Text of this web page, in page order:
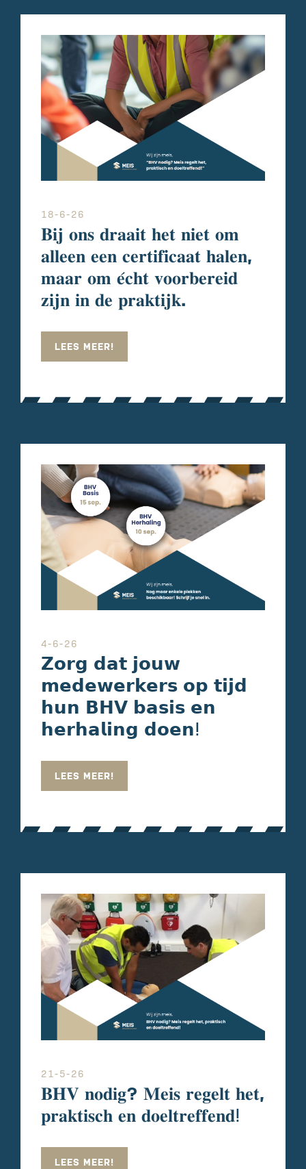
18-6-26
𝐁𝐢𝐣 𝐨𝐧𝐬 𝐝𝐫𝐚𝐚𝐢𝐭 𝐡𝐞𝐭 𝐧𝐢𝐞𝐭 𝐨𝐦
𝐚𝐥𝐥𝐞𝐞𝐧 𝐞𝐞𝐧 𝐜𝐞𝐫𝐭𝐢𝐟𝐢𝐜𝐚𝐚𝐭 𝐡𝐚𝐥𝐞𝐧,
𝐦𝐚𝐚𝐫 𝐨𝐦 𝐞́𝐜𝐡𝐭 𝐯𝐨𝐨𝐫𝐛𝐞𝐫𝐞𝐢𝐝
𝐳𝐢𝐣𝐧 𝐢𝐧 𝐝𝐞 𝐩𝐫𝐚𝐤𝐭𝐢𝐣𝐤.
LEES MEER!
4-6-26
𝗭𝗼𝗿𝗴 𝗱𝗮𝘁 𝗷𝗼𝘂𝘄
𝗺𝗲𝗱𝗲𝘄𝗲𝗿𝗸𝗲𝗿𝘀 𝗼𝗽 𝘁𝗶𝗷𝗱
𝗵𝘂𝗻 𝗕𝗛𝗩 𝗯𝗮𝘀𝗶𝘀 𝗲𝗻
𝗵𝗲𝗿𝗵𝗮𝗹𝗶𝗻𝗴 𝗱𝗼𝗲𝗻ⵑ
LEES MEER!
21-5-26
𝐁𝐇𝐕 𝐧𝐨𝐝𝐢𝐠? 𝐌𝐞𝐢𝐬 𝐫𝐞𝐠𝐞𝐥𝐭 𝐡𝐞𝐭,
𝐩𝐫𝐚𝐤𝐭𝐢𝐬𝐜𝐡 𝐞𝐧 𝐝𝐨𝐞𝐥𝐭𝐫𝐞𝐟𝐟𝐞𝐧𝐝ⵑ
LEES MEER!